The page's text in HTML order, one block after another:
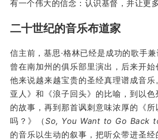
有一个伟大的信念：认识基督，并让更
二十世纪的音乐布道家
信主前，基思·格林已经是成功的歌手
曾在南加州的俱乐部里演出，后来开
他来说越来越宝贵的圣经真理谱成音乐
亚人》和《浪子回头》的比喻，到以
的故事，再到那首讽刺意味浓厚的《所
吗？》（So, You Want to Go Back
的音乐以生动的叙事，把听众带进圣经